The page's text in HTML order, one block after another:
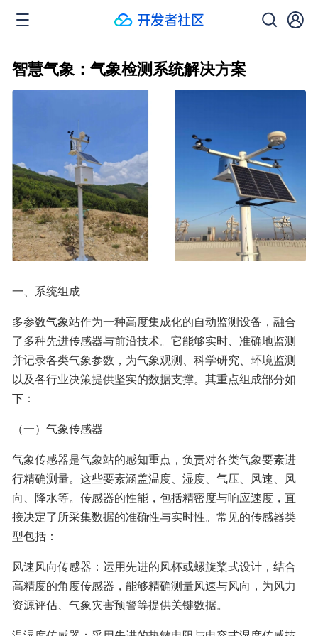
智慧气象：气象检测系统解决方案​
一、系统组成​
多参数气象站作为一种高度集成化的自动监测设备，融合
了多种先进传感器与前沿技术。它能够实时、准确地监测
并记录各类气象参数，为气象观测、科学研究、环境监测
以及各行业决策提供坚实的数据支撑。其重点组成部分如
下：​
（一）气象传感器​
气象传感器是气象站的感知重点，负责对各类气象要素进
行精确测量。这些要素涵盖温度、湿度、气压、风速、风
向、降水等。传感器的性能，包括精密度与响应速度，直
接决定了所采集数据的准确性与实时性。常见的传感器类
型包括：​
风速风向传感器：运用先进的风杯或螺旋桨式设计，结合
高精度的角度传感器，能够精确测量风速与风向，为风力
资源评估、气象灾害预警等提供关键数据。​